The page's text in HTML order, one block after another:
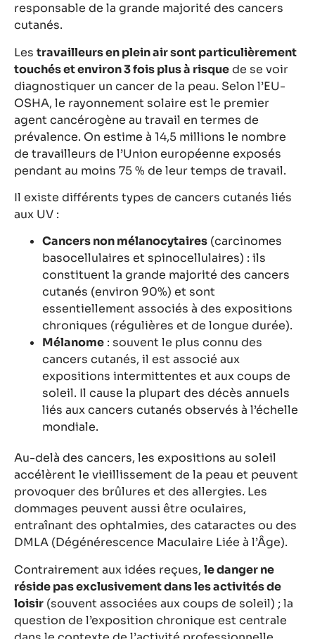
responsable de la grande majorité des cancers
cutanés.
Les travailleurs en plein air sont particulièrement
touchés et environ 3 fois plus à risquede se voir
diagnostiquer un cancer de la peau. Selon l’EU-
OSHA, le rayonnement solaire est le premier
agent cancérogène au travail en termes de
prévalence. On estime à 14,5 millions le nombre
de travailleurs de l’Union européenne exposés
pendant au moins 75 % de leur temps de travail.
Il existe différents types de cancers cutanés liés
aux UV :
Cancers non mélanocytaires (carcinomes
basocellulaires et spinocellulaires) : ils
constituent la grande majorité des cancers
cutanés (environ 90%) et sont
essentiellement associés à des expositions
chroniques (régulières et de longue durée).
Mélanome : souvent le plus connu des
cancers cutanés, il est associé aux
expositions intermittentes et aux coups de
soleil. Il cause la plupart des décès annuels
liés aux cancers cutanés observés à l’échelle
mondiale.
Au-delà des cancers, les expositions au soleil
accélèrent le vieillissement de la peau et peuvent
provoquer des brûlures et des allergies. Les
dommages peuvent aussi être oculaires,
entraînant des ophtalmies, des cataractes ou des
DMLA (Dégénérescence Maculaire Liée à l’Âge).
Contrairement aux idées reçues, le danger ne
réside pas exclusivement dans les activités de
loisir (souvent associées aux coups de soleil) ; la
question de l’exposition chronique est centrale